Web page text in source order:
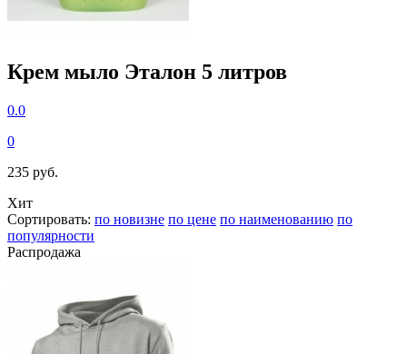
Крем мыло Эталон 5 литров
0.0
0
235 руб.
Хит
Сортировать: по новизне по цене по наименованию по
популярности
Распродажа